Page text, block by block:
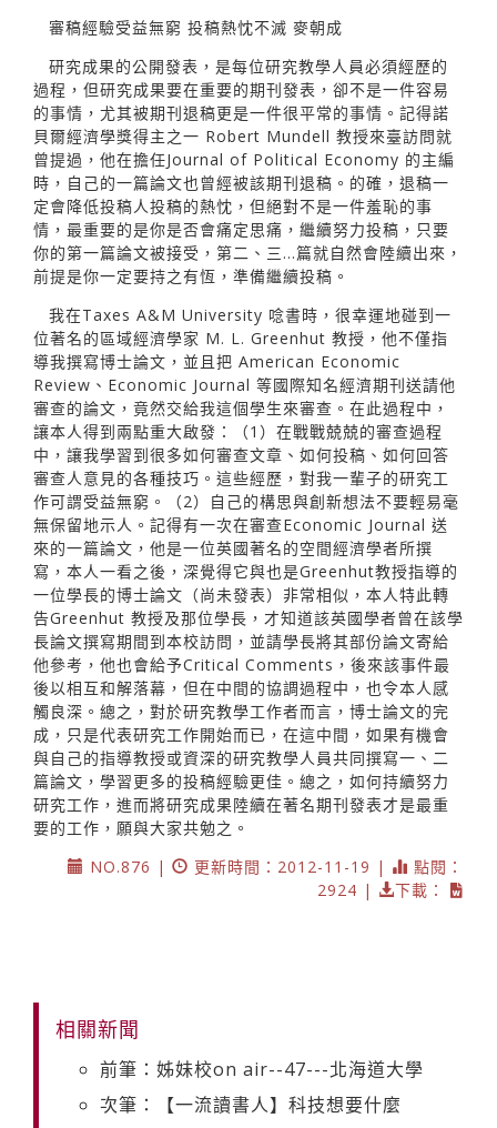
審稿經驗受益無窮 投稿熱忱不滅 麥朝成
研究成果的公開發表，是每位研究教學人員必須經歷的
過程，但研究成果要在重要的期刊發表，卻不是一件容易
的事情，尤其被期刊退稿更是一件很平常的事情。記得諾
貝爾經濟學獎得主之一 Robert Mundell 教授來臺訪問就
曾提過，他在擔任Journal of Political Economy 的主編
時，自己的一篇論文也曾經被該期刊退稿。的確，退稿一
定會降低投稿人投稿的熱忱，但絕對不是一件羞恥的事
情，最重要的是你是否會痛定思痛，繼續努力投稿，只要
你的第一篇論文被接受，第二、三…篇就自然會陸續出來，
前提是你一定要持之有恆，準備繼續投稿。
我在Taxes A&M University 唸書時，很幸運地碰到一
位著名的區域經濟學家 M. L. Greenhut 教授，他不僅指
導我撰寫博士論文，並且把 American Economic
Review、Economic Journal 等國際知名經濟期刊送請他
審查的論文，竟然交給我這個學生來審查。在此過程中，
讓本人得到兩點重大啟發：（1）在戰戰兢兢的審查過程
中，讓我學習到很多如何審查文章、如何投稿、如何回答
審查人意見的各種技巧。這些經歷，對我一輩子的研究工
作可謂受益無窮。（2）自己的構思與創新想法不要輕易毫
無保留地示人。記得有一次在審查Economic Journal 送
來的一篇論文，他是一位英國著名的空間經濟學者所撰
寫，本人一看之後，深覺得它與也是Greenhut教授指導的
一位學長的博士論文（尚未發表）非常相似，本人特此轉
告Greenhut 教授及那位學長，才知道該英國學者曾在該學
長論文撰寫期間到本校訪問，並請學長將其部份論文寄給
他參考，他也會給予Critical Comments，後來該事件最
後以相互和解落幕，但在中間的協調過程中，也令本人感
觸良深。總之，對於研究教學工作者而言，博士論文的完
成，只是代表研究工作開始而已，在這中間，如果有機會
與自己的指導教授或資深的研究教學人員共同撰寫一、二
篇論文，學習更多的投稿經驗更佳。總之，如何持續努力
研究工作，進而將研究成果陸續在著名期刊發表才是最重
要的工作，願與大家共勉之。
NO.876 |
更新時間：2012-11-19 |
點閱：
2924 |
下載：
相關新聞
前筆：姊妹校on air--47---北海道大學
次筆：【一流讀書人】科技想要什麼